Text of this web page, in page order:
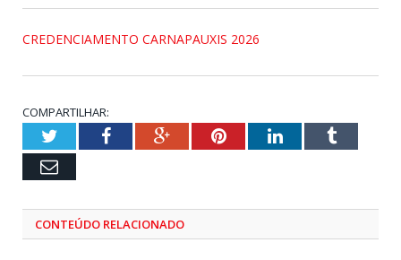
CREDENCIAMENTO CARNAPAUXIS 2026
COMPARTILHAR:
TwitterFacebookGoogle+PinterestLinkedInTumblr
Email
CONTEÚDO RELACIONADO